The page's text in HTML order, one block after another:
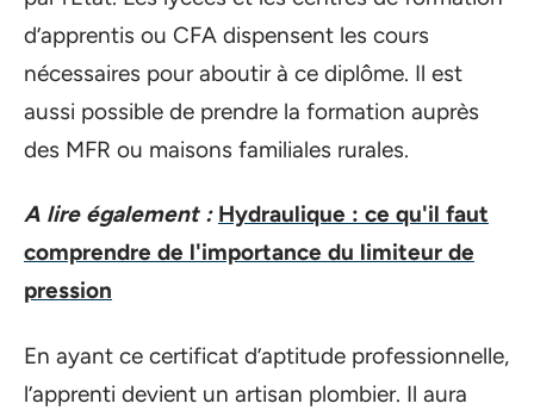
d’apprentis ou CFA dispensent les cours
nécessaires pour aboutir à ce diplôme. Il est
aussi possible de prendre la formation auprès
des MFR ou maisons familiales rurales.
A lire également : Hydraulique : ce qu'il faut
comprendre de l'importance du limiteur de
pression
En ayant ce certificat d’aptitude professionnelle,
l’apprenti devient un artisan plombier. Il aura